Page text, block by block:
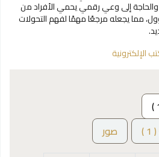
والحاجة إلى وعي رقمي يحمي الأفراد من
مما يجعله مرجعًا مهمًا لفهم التحولات
الإلكترونية
)
صور